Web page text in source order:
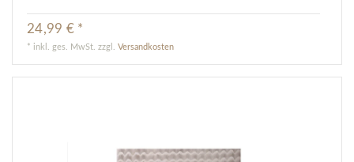
24,99 € *
* inkl. ges. MwSt. zzgl.Versandkosten